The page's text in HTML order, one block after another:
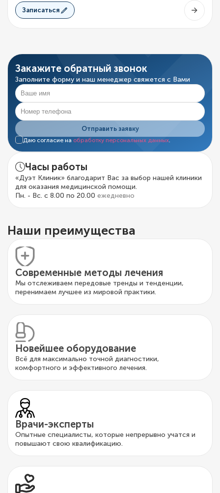
Записаться
Закажите обратный звонок
Заполните форму и наш менеджер свяжется с Вами
Отправить заявку
Даю согласие на обработку персональных данных.
Часы работы
«Дуэт Клиник» благодарит Вас за выбор нашей клиники
для оказания медицинской помощи.
Пн. - Вс. с 8.00 по 20.00 ежедневно
Наши преимущества
Современные методы лечения
Мы отслеживаем передовые тренды и тенденции,
перенимаем лучшее из мировой практики.
Новейшее оборудование
Всё для максимально точной диагностики,
комфортного и эффективного лечения.
Врачи-эксперты
Опытные специалисты, которые непрерывно учатся и
повышают свою квалификацию.